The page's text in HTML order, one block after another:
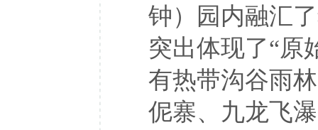
钟）园内融汇
突出体现了“原
有热带沟谷雨
伲寨、九龙飞